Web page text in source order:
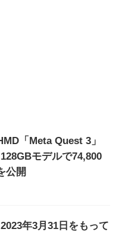
「Meta Quest 3」
モデルで74,800
公開
年3月31日をもって